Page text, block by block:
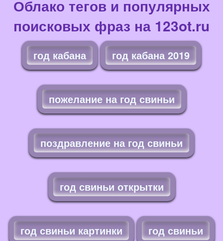
Облако тегов и популярных
поисковых фраз на 123ot.ru
год кабана год кабана 2019
пожелание на год свиньи
поздравление на год свиньи
год свиньи открытки
год свиньи картинки год свиньи